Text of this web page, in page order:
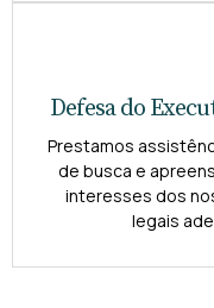
Defesa do
Prestamos
de busca e
interesses dos
legais